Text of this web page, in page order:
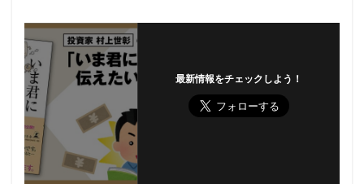
最新情報をチェックしよう！